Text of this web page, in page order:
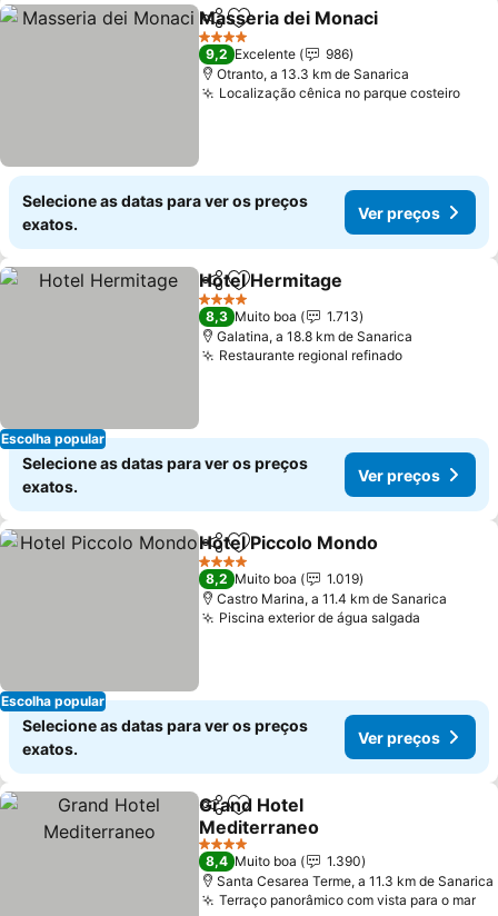
PartilharAdicionar aos favoritos
Masseria dei Monaci
4 Estrelas
9,2 Excelente
986
Otranto, a 13.3 km de Sanarica
Localização cênica no parque costeiroVer
Selecione as datas para ver os preços
exatos.
Ver preços
Escolha popular
PartilharAdicionar aos favoritos
Hotel Hermitage
4 Estrelas
8,3 Muito boa
1.713
Galatina, a 18.8 km de Sanarica
Restaurante regional refinadoVer preços
Selecione as datas para ver os preços
exatos.
Ver preços
Escolha popular
PartilharAdicionar aos favoritos
Hotel Piccolo Mondo
4 Estrelas
8,2 Muito boa
1.019
Castro Marina, a 11.4 km de Sanarica
Piscina exterior de água salgada
Selecione as datas para ver os preços
exatos.
Ver preços
PartilharAdicionar aos favoritos
Grand Hotel
Mediterraneo
Ver preços
4 Estrelas
8,4 Muito boa
1.390
Santa Cesarea Terme, a 11.3 km de Sanarica
Terraço panorâmico com vista para o mar